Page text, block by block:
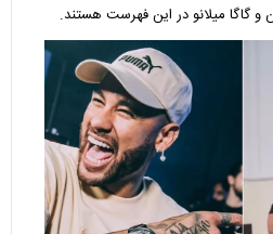
و گاگا میلانو در این فهرست هستند.